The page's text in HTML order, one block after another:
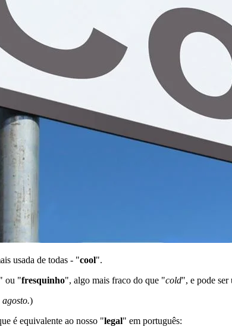
usada de todas - "cool".
" ou "fresquinho", algo mais fraco do que "cold", e pode ser
)
é equivalente ao nosso "legal" em português: